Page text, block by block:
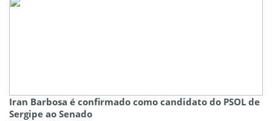
Iran Barbosa é confirmado como candidato do PSOL de
Sergipe ao Senado